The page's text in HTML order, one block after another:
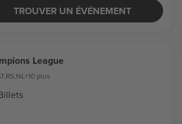
TROUVER UN ÉVÉNEMENT
League
,RS,NL+10 plus